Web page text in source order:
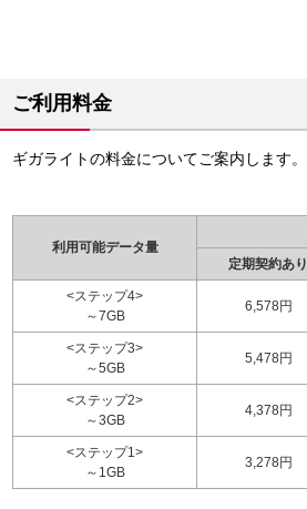
ご利用料金
ギガライトの料金についてご案内します。
利用可能データ量
定期契約あり
<ステップ4>
～7GB
6,578円
<ステップ3>
～5GB
5,478円
<ステップ2>
～3GB
4,378円
<ステップ1>
～1GB
3,278円